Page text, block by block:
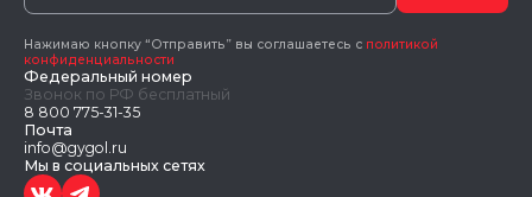
Федеральный номер
Звонок по РФ бесплатный
8 800 775-31-35
Почта
info@gygol.ru
Мы в социальных сетях
Нажимаю кнопку “Отправить” вы соглашаетесь с политикой
конфиденциальности